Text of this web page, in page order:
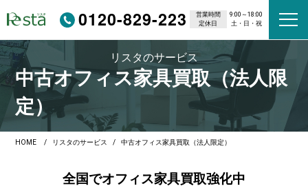
0120-829-223 営業時間
9:00～18:00
定休日
土・日・祝
リスタのサービス
中古オフィス家具買取（法人限
定）
HOME リスタのサービス 中古オフィス家具買取（法人限定）
全国でオフィス家具買取強化中